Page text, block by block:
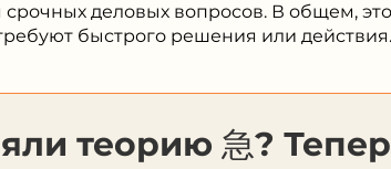
деловых вопросов. В общем,
быстрого решения или действия.
теорию 急?